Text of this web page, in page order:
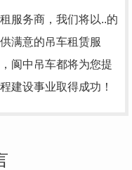
服务商，我们将以..的
满意的吊车租赁服
阆中吊车都将为您提
建设事业取得成功！